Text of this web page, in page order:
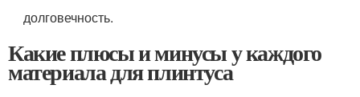
долговечность.
Какие плюсы и минусы у каждого
материала для плинтуса